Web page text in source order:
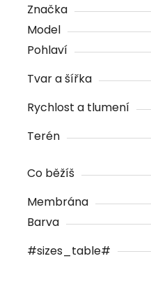
Značka
Model
Pohlaví
Tvar a šířka
Rychlost a tlumení
Terén
Co běžíš
Membrána
Barva
#sizes_table#